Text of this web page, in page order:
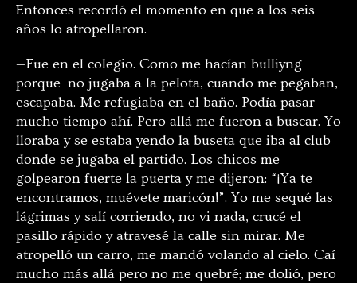
Entonces recordó el momento en que a los seis
años lo atropellaron.
—Fue en el colegio. Como me hacían bulliyng
porque no jugaba a la pelota, cuando me pegaban,
escapaba. Me refugiaba en el baño. Podía pasar
mucho tiempo ahí. Pero allá me fueron a buscar. Yo
lloraba y se estaba yendo la buseta que iba al club
donde se jugaba el partido. Los chicos me
golpearon fuerte la puerta y me dijeron: “¡Ya te
encontramos, muévete maricón!”. Yo me sequé las
lágrimas y salí corriendo, no vi nada, crucé el
pasillo rápido y atravesé la calle sin mirar. Me
atropelló un carro, me mandó volando al cielo. Caí
mucho más allá pero no me quebré; me dolió, pero